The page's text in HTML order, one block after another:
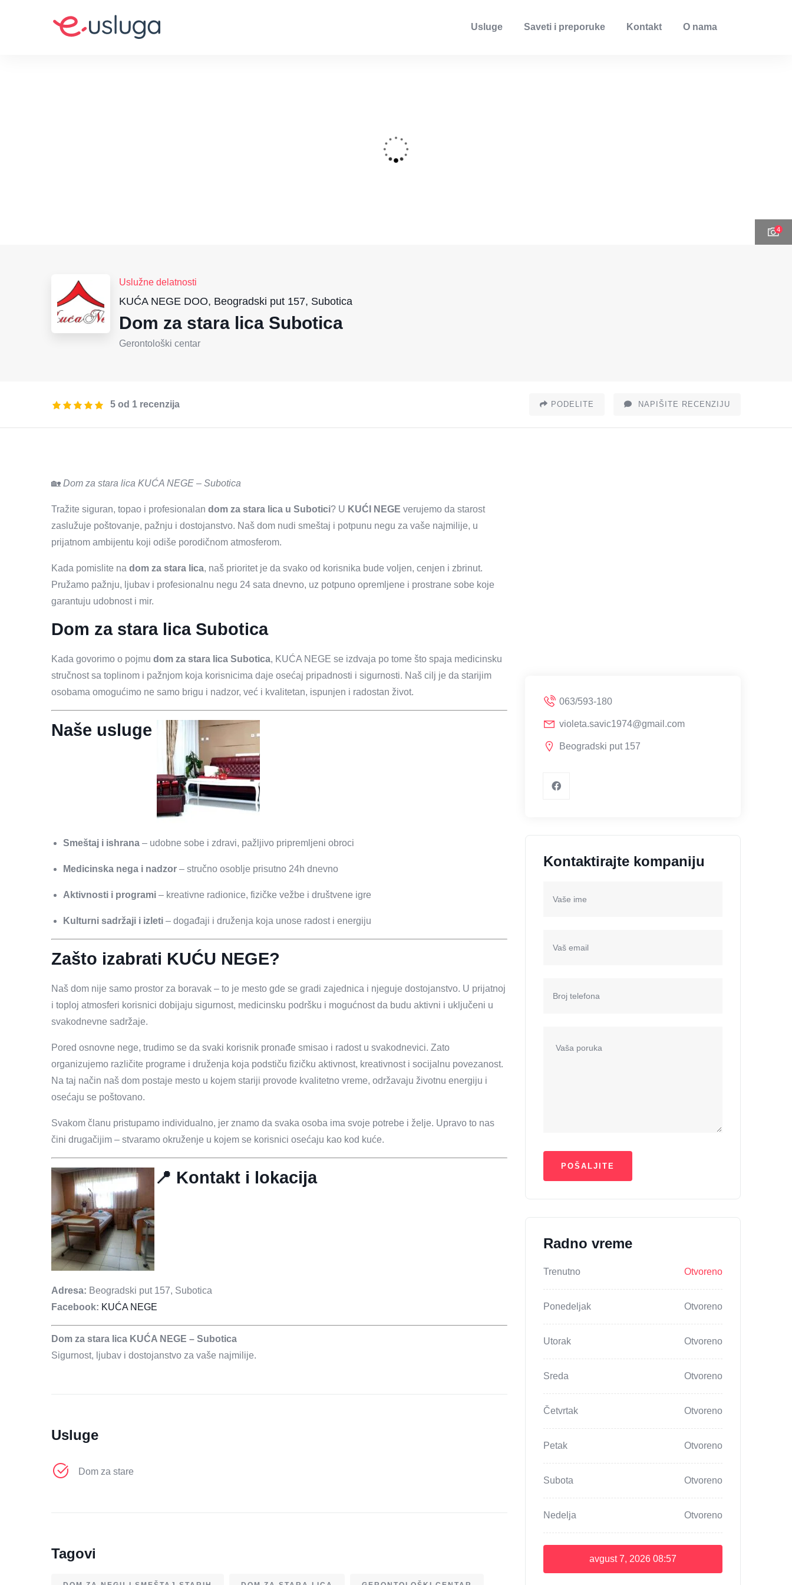
Usluge Saveti i preporuke Kontakt O nama
4
Uslužne delatnosti
KUĆA NEGE DOO, Beogradski put 157, Subotica
Dom za stara lica Subotica
Gerontološki centar
5 od 1 recenzija PODELITE NAPIŠITE RECENZIJU
🏡 Dom za stara lica KUĆA NEGE – Subotica
Tražite siguran, topao i profesionalan dom za stara lica u Subotici? U KUĆI NEGE verujemo da starost
zaslužuje poštovanje, pažnju i dostojanstvo. Naš dom nudi smeštaj i potpunu negu za vaše najmilije, u
prijatnom ambijentu koji odiše porodičnom atmosferom.
Kada pomislite na dom za stara lica, naš prioritet je da svako od korisnika bude voljen, cenjen i zbrinut.
Pružamo pažnju, ljubav i profesionalnu negu 24 sata dnevno, uz potpuno opremljene i prostrane sobe koje
garantuju udobnost i mir.
Dom za stara lica Subotica
Kada govorimo o pojmu dom za stara lica Subotica, KUĆA NEGE se izdvaja po tome što spaja medicinsku
stručnost sa toplinom i pažnjom koja korisnicima daje osećaj pripadnosti i sigurnosti. Naš cilj je da starijim
osobama omogućimo ne samo brigu i nadzor, već i kvalitetan, ispunjen i radostan život.
Naše usluge
Smeštaj i ishrana – udobne sobe i zdravi, pažljivo pripremljeni obroci
Medicinska nega i nadzor – stručno osoblje prisutno 24h dnevno
Aktivnosti i programi – kreativne radionice, fizičke vežbe i društvene igre
Kulturni sadržaji i izleti – događaji i druženja koja unose radost i energiju
Zašto izabrati KUĆU NEGE?
Naš dom nije samo prostor za boravak – to je mesto gde se gradi zajednica i njeguje dostojanstvo. U prijatnoj
i toploj atmosferi korisnici dobijaju sigurnost, medicinsku podršku i mogućnost da budu aktivni i uključeni u
svakodnevne sadržaje.
Pored osnovne nege, trudimo se da svaki korisnik pronađe smisao i radost u svakodnevici. Zato
organizujemo različite programe i druženja koja podstiču fizičku aktivnost, kreativnost i socijalnu povezanost.
Na taj način naš dom postaje mesto u kojem stariji provode kvalitetno vreme, održavaju životnu energiju i
osećaju se poštovano.
Svakom članu pristupamo individualno, jer znamo da svaka osoba ima svoje potrebe i želje. Upravo to nas
čini drugačijim – stvaramo okruženje u kojem se korisnici osećaju kao kod kuće.
📍 Kontakt i lokacija
Adresa: Beogradski put 157, Subotica
Facebook: KUĆA NEGE
Dom za stara lica KUĆA NEGE – Subotica
Sigurnost, ljubav i dostojanstvo za vaše najmilije.
Usluge
Dom za stare
Tagovi
063/593-180
violeta.savic1974@gmail.com
Beogradski put 157
Kontaktirajte kompaniju
Radno vreme
Trenutno Otvoreno
Ponedeljak Otvoreno
Utorak Otvoreno
Sreda Otvoreno
Četvrtak Otvoreno
Petak Otvoreno
Subota Otvoreno
Nedelja Otvoreno
avgust 7, 2026 08:57